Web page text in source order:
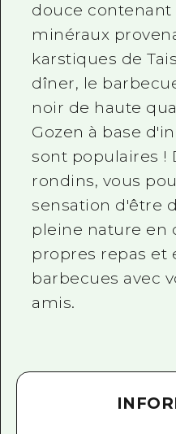
douce
minéraux
karstiques de
dîner, le
noir de haute
Gozen à base
sont populaires !
rondins, vous
sensation d'être
pleine nature en
propres repas et
barbecues avec
amis.